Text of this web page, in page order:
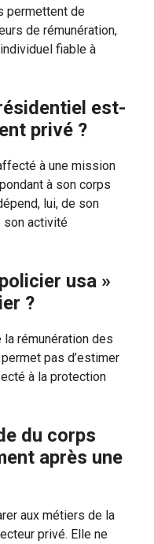
permettent de
de rémunération,
fiable à
est-
privé ?
à une mission
à son corps
lui, de son
son activité
usa »
?
rémunération des
pas d’estimer
à la protection
du corps
après une
aux métiers de la
privé. Elle ne